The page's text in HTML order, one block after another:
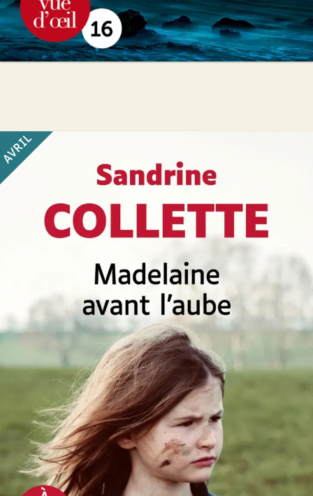
AVRIL
Madelaine avant l’aube
Sandrine Collette
46€